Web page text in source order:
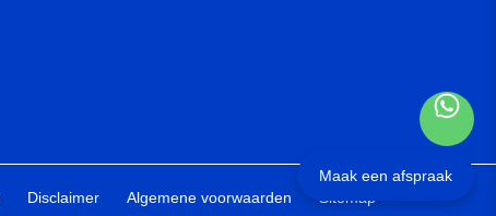
Disclaimer Algemene voorwaarden Sitemap
Maak een afspraak